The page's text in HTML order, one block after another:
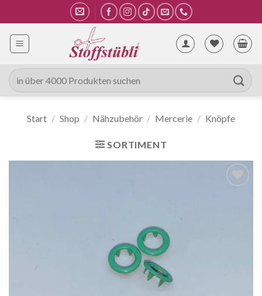
Inhalt
springen
Suche
nach:
Start / Shop / Nähzubehör / Mercerie / Knöpfe
SORTIMENT